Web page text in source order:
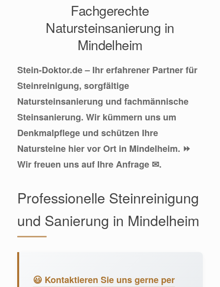
Fachgerechte
Natursteinsanierung in
Mindelheim
Stein-Doktor.de – Ihr erfahrener Partner für
Steinreinigung, sorgfältige
Natursteinsanierung und fachmännische
Steinsanierung. Wir kümmern uns um
Denkmalpflege und schützen Ihre
Natursteine hier vor Ort in Mindelheim. ⏩
Wir freuen uns auf Ihre Anfrage ✉.
Professionelle Steinreinigung
und Sanierung in Mindelheim
😃 Kontaktieren Sie uns gerne per